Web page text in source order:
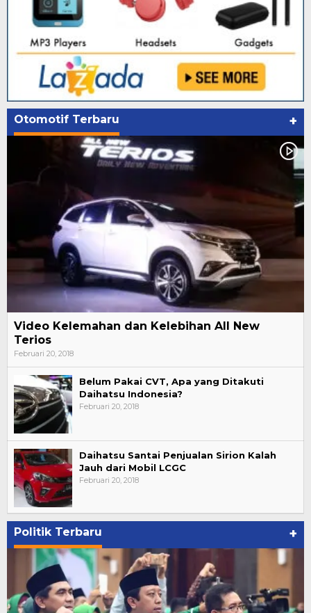
Otomotif Terbaru +
Video Kelemahan dan Kelebihan All New
Terios
Februari 20, 2018
Belum Pakai CVT, Apa yang Ditakuti
Daihatsu Indonesia?
Februari 20, 2018
Daihatsu Santai Penjualan Sirion Kalah
Jauh dari Mobil LCGC
Februari 20, 2018
Politik Terbaru +